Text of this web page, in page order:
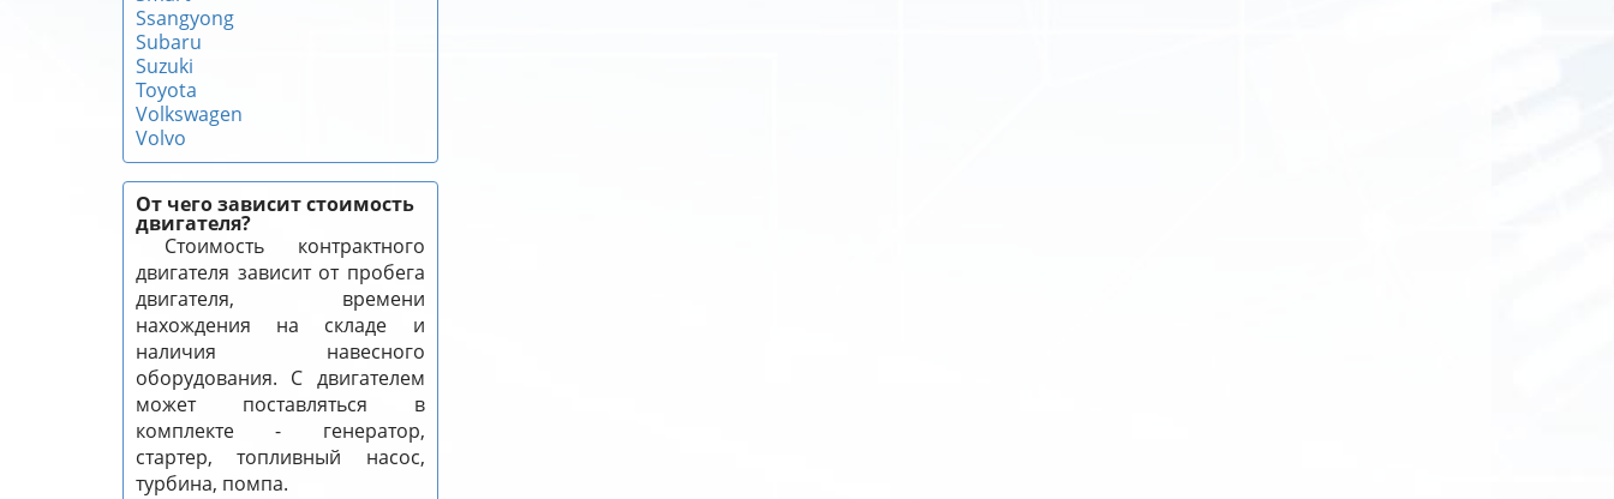
Ssangyong
Subaru
Suzuki
Toyota
Volkswagen
Volvo
От чего зависит стоимость
двигателя?
Стоимость контрактного
двигателя зависит от пробега
двигателя, времени
нахождения на складе и
наличия навесного
оборудования. С двигателем
может поставляться в
комплекте - генератор,
стартер, топливный насос,
турбина, помпа.